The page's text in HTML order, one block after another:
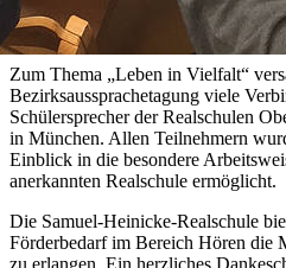
Zum Thema „Leben in Vielfalt“
Bezirksaussprachetagung viele
Schülersprecher der Realschulen
in München. Allen Teilnehmern
Einblick in die besondere
anerkannten Realschule ermöglicht.
Die Samuel-Heinicke-Realschule
Förderbedarf im Bereich Hören die